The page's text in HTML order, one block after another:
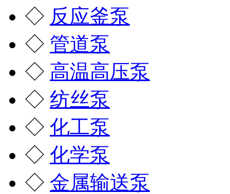
◇ 反应釜泵
◇ 管道泵
◇ 高温高压泵
◇ 纺丝泵
◇ 化工泵
◇ 化学泵
◇ 金属输送泵